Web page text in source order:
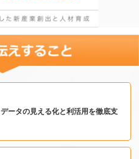
ータの見える化と利活用を徹底支